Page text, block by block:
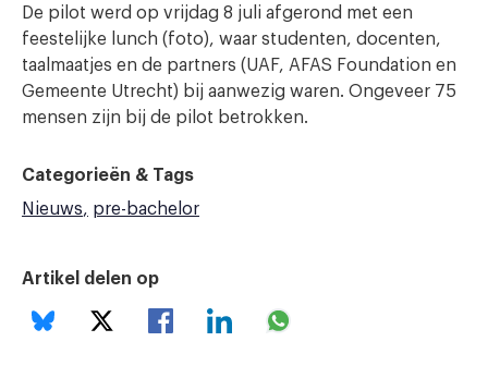
De pilot werd op vrijdag 8 juli afgerond met een
feestelijke lunch (foto), waar studenten, docenten,
taalmaatjes en de partners (UAF, AFAS Foundation en
Gemeente Utrecht) bij aanwezig waren. Ongeveer 75
mensen zijn bij de pilot betrokken.
Categorieën & Tags
Nieuws
pre-bachelor
Artikel delen op